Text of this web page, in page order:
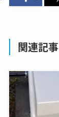
関連記事